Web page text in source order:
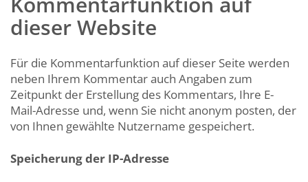
dieser Website
Für die Kommentarfunktion auf dieser Seite werden
neben Ihrem Kommentar auch Angaben zum
Zeitpunkt der Erstellung des Kommentars, Ihre E-
Mail-Adresse und, wenn Sie nicht anonym posten, der
von Ihnen gewählte Nutzername gespeichert.
Speicherung der IP-Adresse